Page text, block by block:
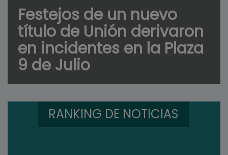
Festejos de un nuevo
título de Unión derivaron
en incidentes en la Plaza
9 de Julio
RANKING DE NOTICIAS